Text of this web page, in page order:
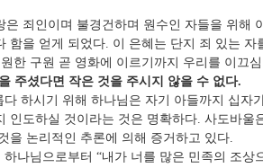
은 죄인이며 불경건하며 원수인 자들을 위해
함을 얻게 되었다. 이 은혜는 단지 죄 있는 자
한 구원 곧 영화에 이르기까지 우리를 이끄
주셨다면 작은 것을 주시지 않을 수 없다.
다 하시기 위해 하나님은 자기 아들까지 십자
인도하실 것이라는 것은 명확하다. 사도바울
을 논리적인 추론에 의해 증거하고 있다.
하나님으로부터 “내가 너를 많은 민족의 조상